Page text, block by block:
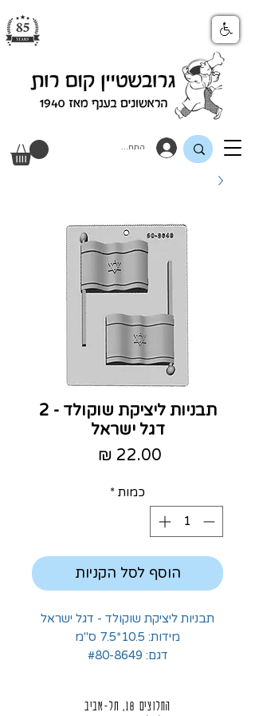
התחבר
תבניות ליציקת שוקולד - 2
דגל ישראל
כמות *
הוסף לסל הקניות
תבניות ליציקת שוקולד - דגל ישראל
מידות: 10.5*7.5 ס"מ
דגם: #80-8649
החלוצים 18, תל-אביב